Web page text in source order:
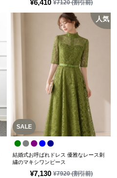
¥6,410 ¥7120(割引前)
SALE
人気
¥7,130 ¥7920(割引前)
結婚式お呼ばれドレス 優雅なレース刺
繍のマキシワンピース